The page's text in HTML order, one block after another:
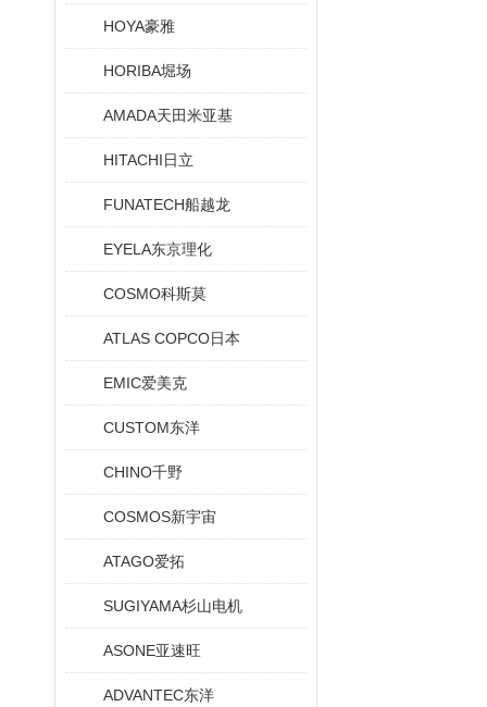
HOYA豪雅
HORIBA堀场
AMADA天田米亚基
HITACHI日立
FUNATECH船越龙
EYELA东京理化
COSMO科斯莫
ATLAS COPCO日本
EMIC爱美克
CUSTOM东洋
CHINO千野
COSMOS新宇宙
ATAGO爱拓
SUGIYAMA杉山电机
ASONE亚速旺
ADVANTEC东洋